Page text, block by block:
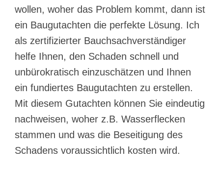
wollen, woher das Problem kommt, dann ist
ein Baugutachten die perfekte Lösung. Ich
als zertifizierter Bauchsachverständiger
helfe Ihnen, den Schaden schnell und
unbürokratisch einzuschätzen und Ihnen
ein fundiertes Baugutachten zu erstellen.
Mit diesem Gutachten können Sie eindeutig
nachweisen, woher z.B. Wasserflecken
stammen und was die Beseitigung des
Schadens voraussichtlich kosten wird.